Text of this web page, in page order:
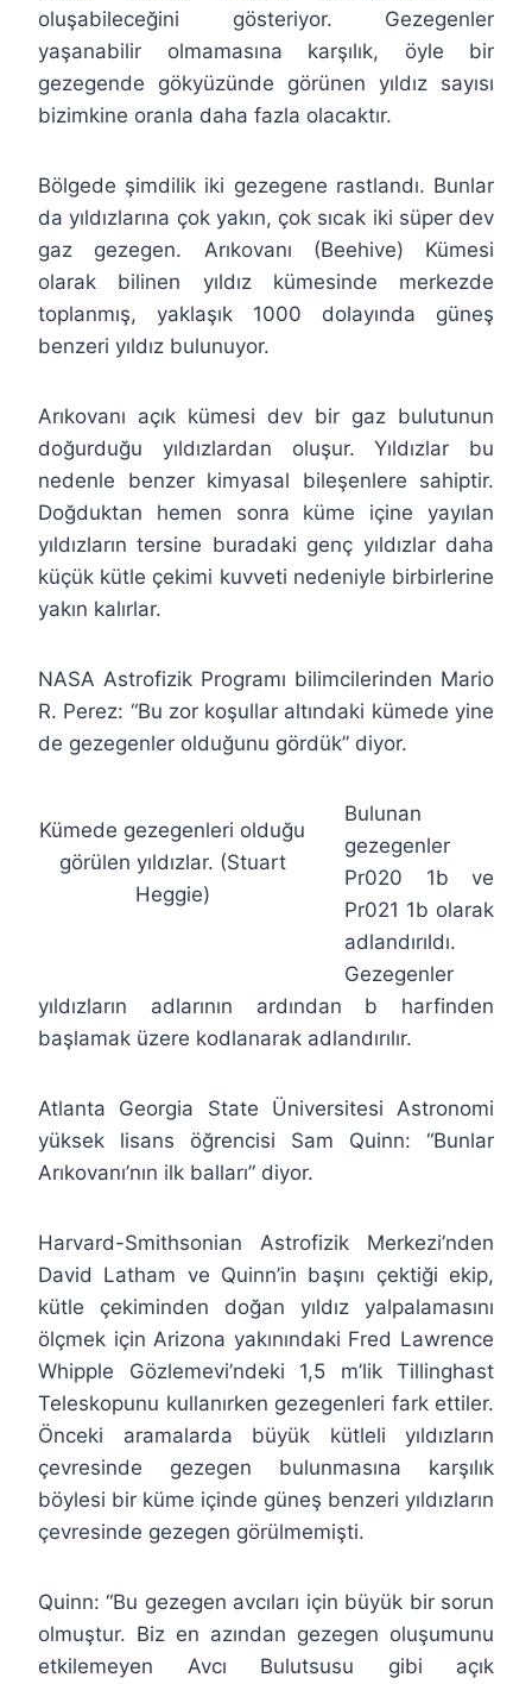
oluşabileceğini gösteriyor. Gezegenler
yaşanabilir olmamasına karşılık, öyle bir
gezegende gökyüzünde görünen yıldız sayısı
bizimkine oranla daha fazla olacaktır.
Bölgede şimdilik iki gezegene rastlandı. Bunlar
da yıldızlarına çok yakın, çok sıcak iki süper dev
gaz gezegen. Arıkovanı (Beehive) Kümesi
olarak bilinen yıldız kümesinde merkezde
toplanmış, yaklaşık 1000 dolayında güneş
benzeri yıldız bulunuyor.
Arıkovanı açık kümesi dev bir gaz bulutunun
doğurduğu yıldızlardan oluşur. Yıldızlar bu
nedenle benzer kimyasal bileşenlere sahiptir.
Doğduktan hemen sonra küme içine yayılan
yıldızların tersine buradaki genç yıldızlar daha
küçük kütle çekimi kuvveti nedeniyle birbirlerine
yakın kalırlar.
NASA Astrofizik Programı bilimcilerinden Mario
R. Perez: “Bu zor koşullar altındaki kümede yine
de gezegenler olduğunu gördük” diyor.
Kümede gezegenleri olduğu
görülen yıldızlar. (Stuart
Heggie)
Bulunan
gezegenler
Pr020 1b ve
Pr021 1b olarak
adlandırıldı.
Gezegenler
yıldızların adlarının ardından b harfinden
başlamak üzere kodlanarak adlandırılır.
Atlanta Georgia State Üniversitesi Astronomi
yüksek lisans öğrencisi Sam Quinn: “Bunlar
Arıkovanı’nın ilk balları” diyor.
Harvard-Smithsonian Astrofizik Merkezi’nden
David Latham ve Quinn’in başını çektiği ekip,
kütle çekiminden doğan yıldız yalpalamasını
ölçmek için Arizona yakınındaki Fred Lawrence
Whipple Gözlemevi’ndeki 1,5 m’lik Tillinghast
Teleskopunu kullanırken gezegenleri fark ettiler.
Önceki aramalarda büyük kütleli yıldızların
çevresinde gezegen bulunmasına karşılık
böylesi bir küme içinde güneş benzeri yıldızların
çevresinde gezegen görülmemişti.
Quinn: “Bu gezegen avcıları için büyük bir sorun
olmuştur. Biz en azından gezegen oluşumunu
etkilemeyen Avcı Bulutsusu gibi açık